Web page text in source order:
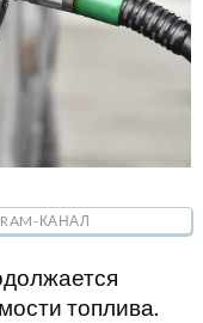
КАНАЛ
топлива.